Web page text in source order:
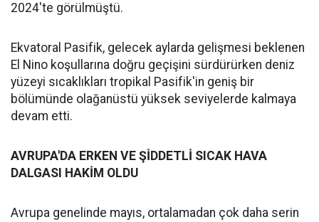
2024'te görülmüştü.
Ekvatoral Pasifik, gelecek aylarda gelişmesi beklenen
El Nino koşullarına doğru geçişini sürdürürken deniz
yüzeyi sıcaklıkları tropikal Pasifik'in geniş bir
bölümünde olağanüstü yüksek seviyelerde kalmaya
devam etti.
​​​​​​​AVRUPA'DA ERKEN VE ŞİDDETLİ SICAK HAVA
DALGASI HAKİM OLDU
Avrupa genelinde mayıs, ortalamadan çok daha serin